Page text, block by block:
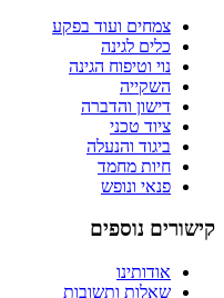
צמחים ועוד בפקע
כלים לגינה
נוי וטיפוח הגינה
השקייה
דישון והדברה
ציוד טכני
ביגוד והנעלה
חיות מחמד
פנאי ונופש
קישורים נוספים
אודותינו
שאלות ותשובות